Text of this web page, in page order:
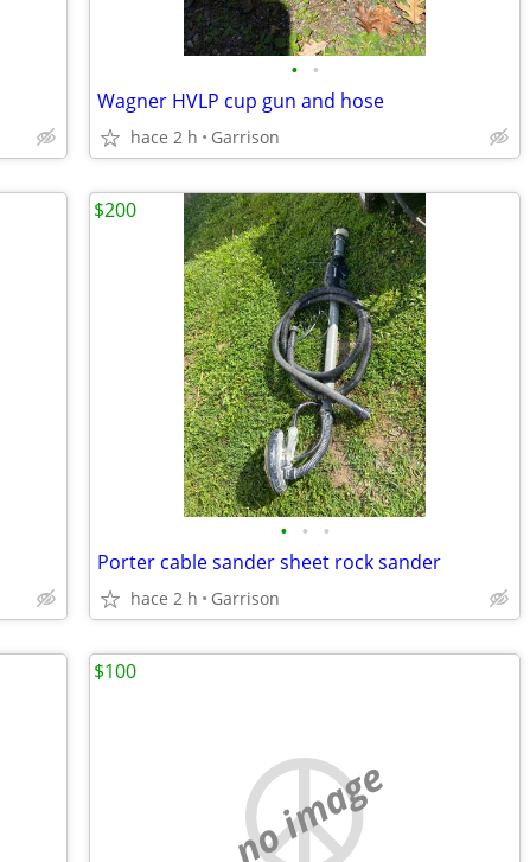
• •
Wagner HVLP cup gun and hose
hace 2 h Garrison
• • •
Porter cable sander sheet rock sander
hace 2 h Garrison
$200
no image
$100